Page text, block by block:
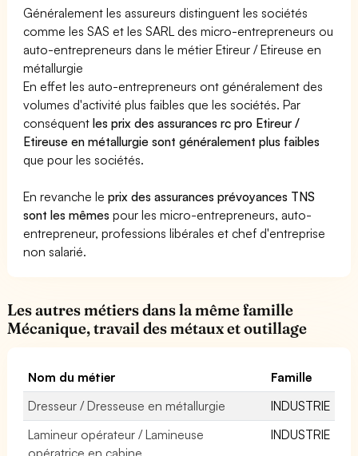
Généralement les assureurs distinguent les sociétés
comme les SAS et les SARL des micro-entrepreneurs ou
auto-entrepreneurs dans le métier Etireur / Etireuse en
métallurgie
En effet les auto-entrepreneurs ont généralement des
volumes d'activité plus faibles que les sociétés. Par
conséquentles prix des assurances rc pro Etireur /
Etireuse en métallurgie sont généralement plus faibles
que pour les sociétés.
En revanche leprix des assurances prévoyances TNS
sont les mêmes pour les micro-entrepreneurs, auto-
entrepreneur, professions libérales et chef d'entreprise
non salarié.
Les autres métiers dans la même famille
Mécanique, travail des métaux et outillage
Nom du métier
Famille
Dresseur / Dresseuse en métallurgie
INDUSTRIE
Lamineur opérateur / Lamineuse
opératrice en cabine
INDUSTRIE